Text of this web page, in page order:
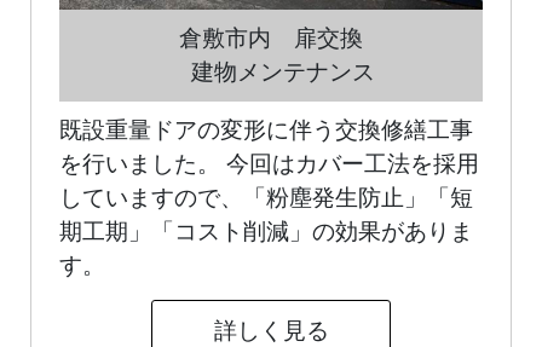
倉敷市内 扉交換
建物メンテナンス
既設重量ドアの変形に伴う交換修繕工事
を行いました。 今回はカバー工法を採用
していますので、「粉塵発生防止」「短
期工期」「コスト削減」の効果がありま
す。
詳しく見る